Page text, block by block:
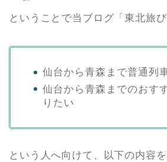
ということで当ブログ「東北旅
仙台から青森まで普通列
仙台から青森までのおす
りたい
という人へ向けて、以下の内容